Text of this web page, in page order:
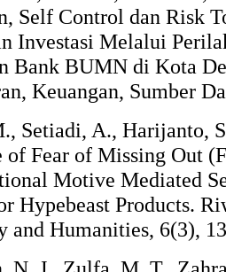
Self Control dan Risk
Investasi Melalui
Bank BUMN di Kota
Keuangan, Sumber
Setiadi, A., Harijanto,
of Fear of Missing Out
Motive Mediated
Hypebeast Products.
and Humanities, 6(3),